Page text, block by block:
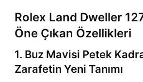
Rolex Land Dweller
Öne Çıkan Özellikleri
1. Buz Mavisi Petek
Zarafetin Yeni Tanımı